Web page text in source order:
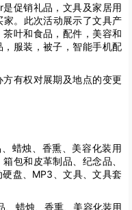
促销礼品，文具及家居用
。此次活动展示了文具产
叶和食品，配件，美容和
服装，被子，智能手机配
有权对展期及地点的变更
蜡烛、香熏、美容化装用
包和皮革制品、纪念品、
盘、MP3、文具、文具套
、蜡烛、香熏、美容化装用